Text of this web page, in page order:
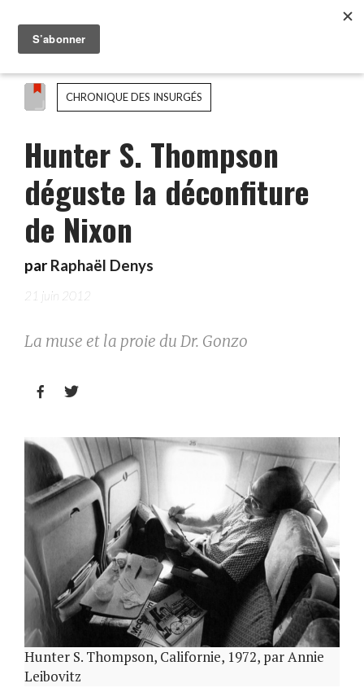
CHRONIQUE DES INSURGÉS
Hunter S. Thompson
déguste la déconfiture
de Nixon
par Raphaël Denys
21 juin 2012
La muse et la proie du Dr. Gonzo
 
Hunter S. Thompson, Californie, 1972, par Annie
Leibovitz